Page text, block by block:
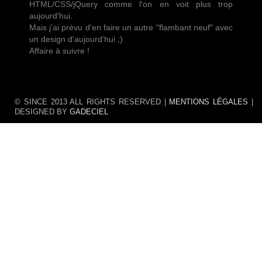
HTML/CSS/jQuery comme l'on en voit plus trop
aujourd'hui.
Mais j'ai prévu d'en faire un autre "flambant neuf" avec
un design d'aujourd'hui ;)
Affaire à suivre !
© SINCE 2013 ALL RIGHTS RESERVED | MENTIONS LÉGALES
DESIGNED BY GADECIEL